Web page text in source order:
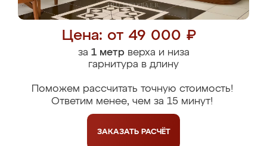
Цена: от 49 000 ₽
за 1 метрверха и низа
гарнитура в длину
Поможем рассчитать точную стоимость!
Ответим менее, чем за 15 минут!
ЗАКАЗАТЬ РАСЧЁТ